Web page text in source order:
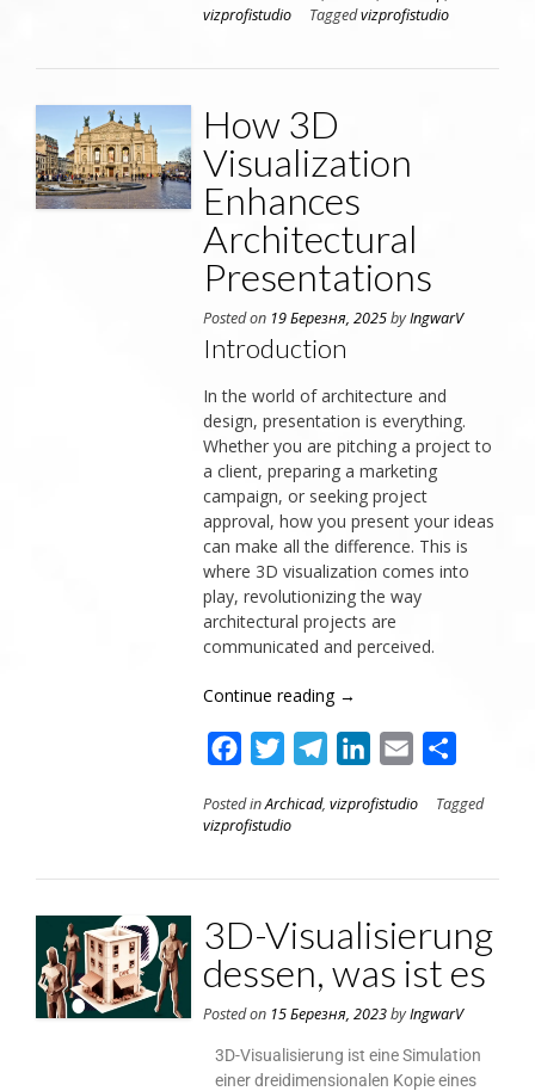
vizprofistudio
Taggedvizprofistudio
How 3D
Visualization
Enhances
Architectural
Presentations
Posted on 19 Березня, 2025byIngwarV
Introduction
In the world of architecture and
design, presentation is everything.
Whether you are pitching a project to
a client, preparing a marketing
campaign, or seeking project
approval, how you present your ideas
can make all the difference. This is
where 3D visualization comes into
play, revolutionizing the way
architectural projects are
communicated and perceived.
Continue reading →
FacebookTwitterTelegramLinkedIn
Email
Posted inArchicad, vizprofistudio
Tagged
vizprofistudio
3D-Visualisierung
dessen, was ist es
Posted on 15 Березня, 2023byIngwarV
3D-Visualisierung ist eine Simulation
einer dreidimensionalen Kopie eines